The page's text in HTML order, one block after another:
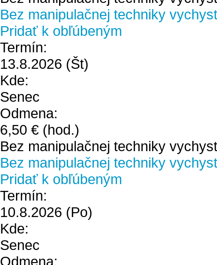
Bez manipulačnej techniky
Pridať k obľúbeným
Termín:
13.8.2026 (Št)
Kde:
Senec
Odmena:
6,50 € (hod.)
Bez manipulačnej techniky
Bez manipulačnej techniky
Pridať k obľúbeným
Termín:
10.8.2026 (Po)
Kde:
Senec
Odmena: